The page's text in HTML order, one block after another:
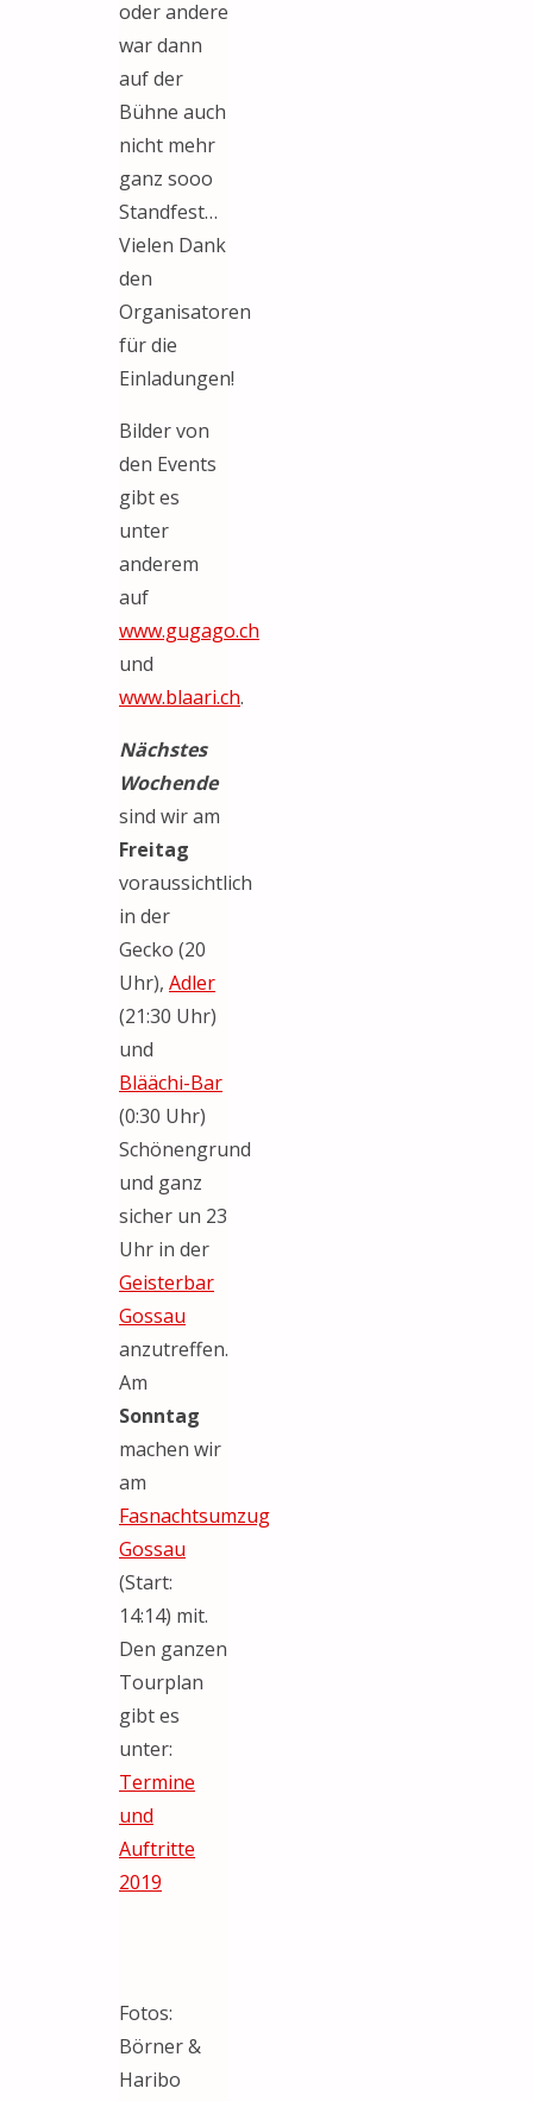
oder andere
war dann
auf der
Bühne auch
nicht mehr
ganz sooo
Standfest…
Vielen Dank
den
Organisatoren
für die
Einladungen!
Bilder von
den Events
gibt es
unter
anderem
auf
www.gugago.ch
und
www.blaari.ch.
Nächstes
Wochende
sind wir am
Freitag
voraussichtlich
in der
Gecko (20
Uhr), Adler
(21:30 Uhr)
und
Bläächi-Bar
(0:30 Uhr)
Schönengrund
und ganz
sicher un 23
Uhr in der
Geisterbar
Gossau
anzutreffen.
Am
Sonntag
machen wir
am
Fasnachtsumzug
Gossau
(Start:
14:14) mit.
Den ganzen
Tourplan
gibt es
unter:
Termine
und
Auftritte
2019
Fotos:
Börner &
Haribo